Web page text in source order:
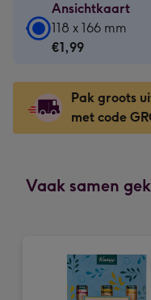
Ansichtkaart
Ansichtkaart
-
-
118
x
-
166
mm
118 x 166 mm
€1,99
Pak groots
met code
Vaak samen